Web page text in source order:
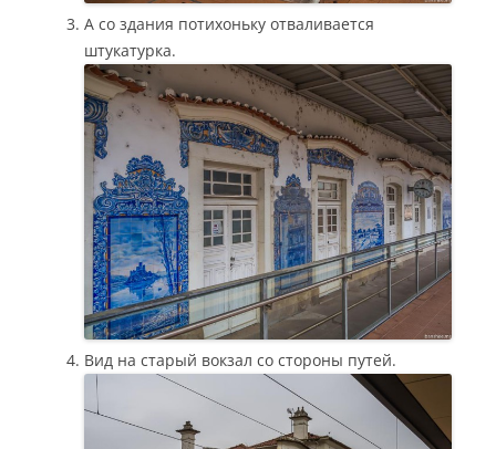
А со здания потихоньку отваливается
штукатурка.
Вид на старый вокзал со стороны путей.